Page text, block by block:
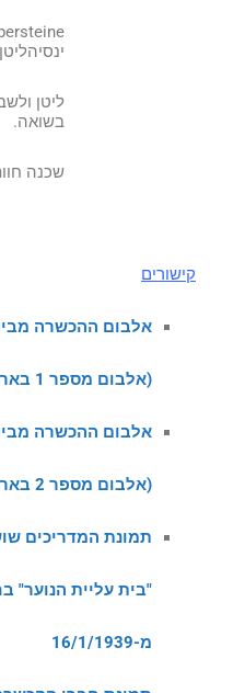
בשואה.
שכנה
קישורים
אלבום ההכשרה
(אלבום מספר 1 בארכיון בית לוחמי הגטאות
אלבום ההכשרה
(אלבום מספר 2 בארכיון בית לוחמי הגטאות
תמונת המדריכים
"בית עליית הנוער"
מ-16/1/1939